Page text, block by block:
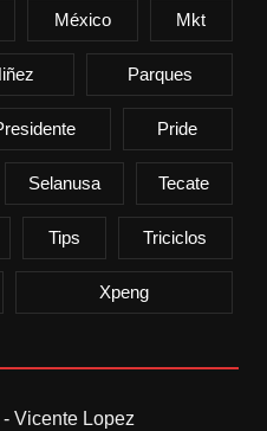
México Mkt
Parques
Pride
Selanusa Tecate
Tips Triciclos
Xpeng
Vicente Lopez